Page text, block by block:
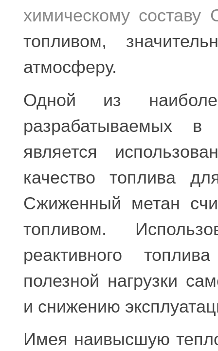
химическому составу
топливом,
атмосферу.
Одной из
разрабатываемых в
является
качество топлива
Сжиженный метан
топливом.
реактивного
полезной нагрузки
и снижению
Имея наивысшую